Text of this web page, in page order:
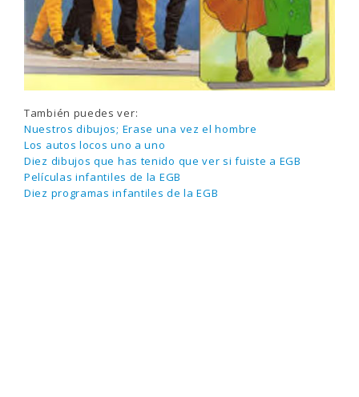
También puedes ver:
Nuestros dibujos; Erase una vez el hombre
Los autos locos uno a uno
Diez dibujos que has tenido que ver si fuiste a EGB
Películas infantiles de la EGB
Diez programas infantiles de la EGB